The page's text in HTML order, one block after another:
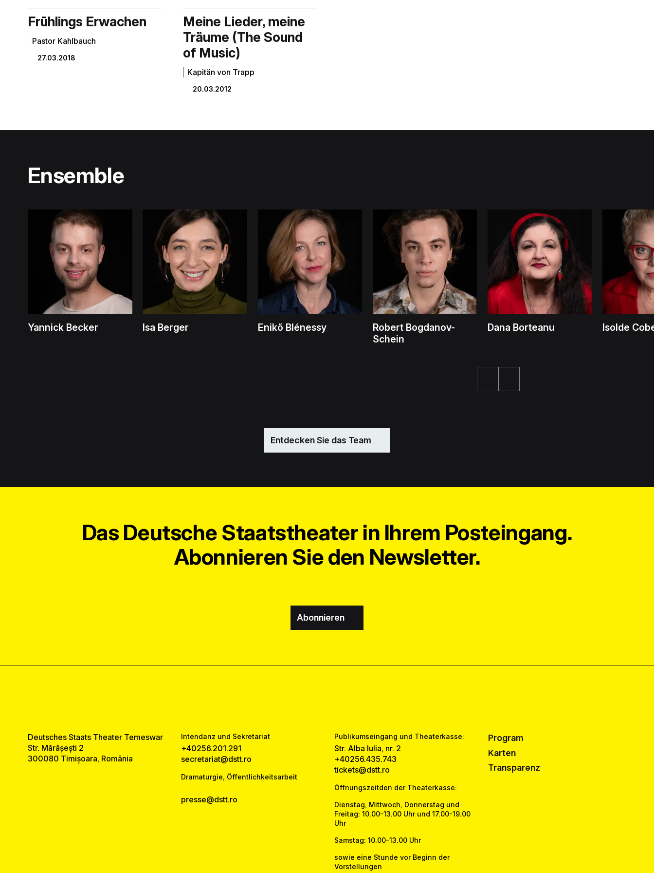
Frühlings Erwachen
Pastor Kahlbauch
27.03.2018
Meine Lieder, meine
Träume (The Sound
of Music)
Kapitän von Trapp
20.03.2012
Ensemble
Yannick Becker Isa Berger Enikő Blénessy
Robert Bogdanov-
Schein
Dana Borteanu Isolde
Entdecken Sie das Team
Das Deutsche Staatstheater in Ihrem Posteingang.
Abonnieren Sie den Newsletter.
Abonnieren
Deutsches Staats Theater Temeswar
Str. Mărășești 2
300080 Timișoara, România
Intendanz und Sekretariat
+40256.201.291
secretariat@dstt.ro
Dramaturgie, Öffentlichkeitsarbeit
presse@dstt.ro
Publikumseingang und Theaterkasse:
Str. Alba Iulia, nr. 2
+40256.435.743
tickets@dstt.ro
Öffnungszeitden der Theaterkasse:
Dienstag, Mittwoch, Donnerstag und
Freitag: 10.00-13.00 Uhr und 17.00-19.00
Uhr
Samstag: 10.00-13.00 Uhr
sowie eine Stunde vor Beginn der
Vorstellungen
Program
Karten
Transparenz